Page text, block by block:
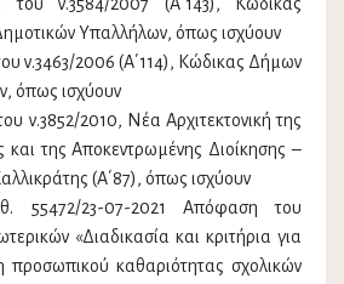
του ν.3584/2007 (Α΄143), Κώδικας
Υπαλλήλων, όπως ισχύουν
του ν.3463/2006 (Α΄114), Κώδικας Δήμων
όπως ισχύουν
ν.3852/2010, Νέα Αρχιτεκτονική της
και της Αποκεντρωμένης Διοίκησης –
(Α΄87), όπως ισχύουν
55472/23-07-2021 Απόφαση του
«Διαδικασία και κριτήρια για
προσωπικού καθαριότητας σχολικών